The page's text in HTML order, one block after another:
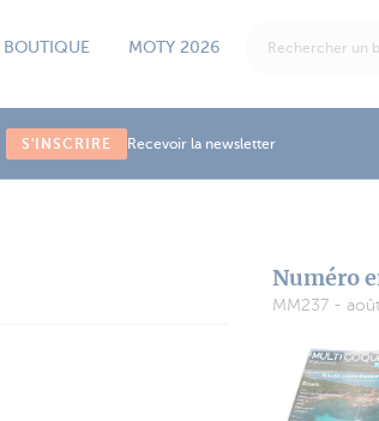
BOUTIQUE MOTY 2026
S'INSCRIRE Recevoir la newsletter
Numéro
MM237 -